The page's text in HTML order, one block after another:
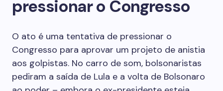
pressionar o Congresso
O ato é uma tentativa de pressionar o
Congresso para aprovar um projeto de anistia
aos golpistas. No carro de som, bolsonaristas
pediram a saída de Lula e a volta de Bolsonaro